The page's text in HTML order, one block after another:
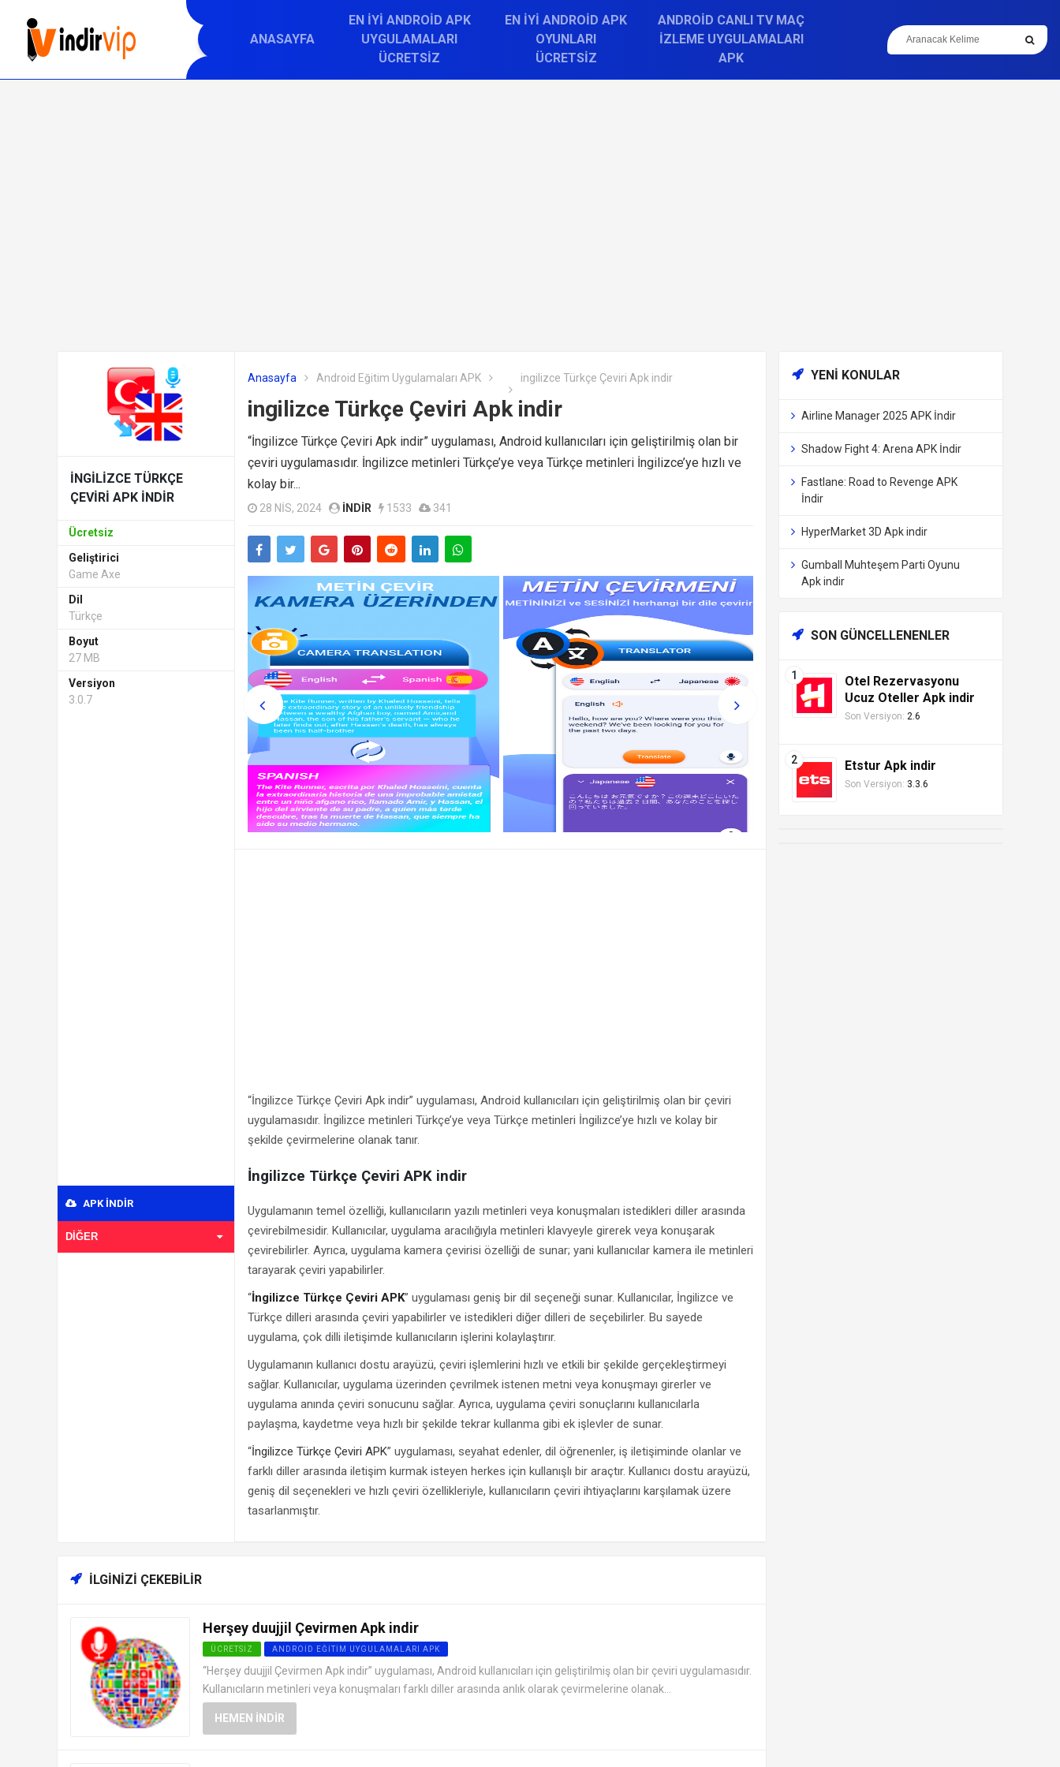
ANASAYFA
EN İYI ANDROID APK
UYGULAMALARI
ÜCRETSIZ
EN İYI ANDROID APK
OYUNLARI
ÜCRETSIZ
ANDROID CANLI TV MAÇ
İZLEME UYGULAMALARI
APK
INGILIZCE TÜRKÇE
ÇEVIRI APK INDIR
Ücretsiz
Geliştirici
Game Axe
Dil
Türkçe
Boyut
27 MB
Versiyon
3.0.7
APK INDIR
DIĞER
Anasayfa Android Eğitim Uygulamaları APK ingilizce Türkçe Çeviri Apk indir
ingilizce Türkçe Çeviri Apk indir
“İngilizce Türkçe Çeviri Apk indir” uygulaması, Android kullanıcıları için geliştirilmiş olan bir
çeviri uygulamasıdır. İngilizce metinleri Türkçe’ye veya Türkçe metinleri İngilizce’ye hızlı ve
kolay bir...
28 NIS, 2024 INDIR 1533 341
“İngilizce Türkçe Çeviri Apk indir” uygulaması, Android kullanıcıları için geliştirilmiş olan bir çeviri
uygulamasıdır. İngilizce metinleri Türkçe’ye veya Türkçe metinleri İngilizce’ye hızlı ve kolay bir
şekilde çevirmelerine olanak tanır.
İngilizce Türkçe Çeviri APK indir
Uygulamanın temel özelliği, kullanıcıların yazılı metinleri veya konuşmaları istedikleri diller arasında
çevirebilmesidir. Kullanıcılar, uygulama aracılığıyla metinleri klavyeyle girerek veya konuşarak
çevirebilirler. Ayrıca, uygulama kamera çevirisi özelliği de sunar; yani kullanıcılar kamera ile metinleri
tarayarak çeviri yapabilirler.
“İngilizce Türkçe Çeviri APK” uygulaması geniş bir dil seçeneği sunar. Kullanıcılar, İngilizce ve
Türkçe dilleri arasında çeviri yapabilirler ve istedikleri diğer dilleri de seçebilirler. Bu sayede
uygulama, çok dilli iletişimde kullanıcıların işlerini kolaylaştırır.
Uygulamanın kullanıcı dostu arayüzü, çeviri işlemlerini hızlı ve etkili bir şekilde gerçekleştirmeyi
sağlar. Kullanıcılar, uygulama üzerinden çevrilmek istenen metni veya konuşmayı girerler ve
uygulama anında çeviri sonucunu sağlar. Ayrıca, uygulama çeviri sonuçlarını kullanıcılarla
paylaşma, kaydetme veya hızlı bir şekilde tekrar kullanma gibi ek işlevler de sunar.
“İngilizce Türkçe Çeviri APK” uygulaması, seyahat edenler, dil öğrenenler, iş iletişiminde olanlar ve
farklı diller arasında iletişim kurmak isteyen herkes için kullanışlı bir araçtır. Kullanıcı dostu arayüzü,
geniş dil seçenekleri ve hızlı çeviri özellikleriyle, kullanıcıların çeviri ihtiyaçlarını karşılamak üzere
tasarlanmıştır.
İLGINIZI ÇEKEBILIR
Herşey duujjil Çevirmen Apk indir
ÜCRETSIZ ANDROID EĞITIM UYGULAMALARI APK
“Herşey duujjil Çevirmen Apk indir” uygulaması, Android kullanıcıları için geliştirilmiş olan bir çeviri uygulamasıdır.
Kullanıcıların metinleri veya konuşmaları farklı diller arasında anlık olarak çevirmelerine olanak...
HEMEN İNDIR
YENI KONULAR
Airline Manager 2025 APK İndir
Shadow Fight 4: Arena APK İndir
Fastlane: Road to Revenge APK
İndir
HyperMarket 3D Apk indir
Gumball Muhteşem Parti Oyunu
Apk indir
SON GÜNCELLENENLER
Otel Rezervasyonu
Ucuz Oteller Apk indir
Son Versiyon: 2.6
Etstur Apk indir
Son Versiyon: 3.3.6